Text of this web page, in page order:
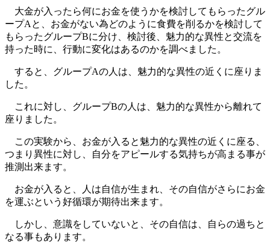
大金が入ったら何にお金を使うかを検討してもらったグル
ープAと、お金がない為どのように食費を削るかを検討して
もらったグループBに分け、検討後、魅力的な異性と交流を
持った時に、行動に変化はあるのかを調べました。
すると、グループAの人は、魅力的な異性の近くに座りま
した。
これに対し、グループBの人は、魅力的な異性から離れて
座りました。
この実験から、お金が入ると魅力的な異性の近くに座る、
つまり異性に対し、自分をアピールする気持ちが高まる事が
推測出来ます。
お金が入ると、人は自信が生まれ、その自信がさらにお金
を運ぶという好循環が期待出来ます。
しかし、意識をしていないと、その自信は、自らの過ちと
なる事もあります。